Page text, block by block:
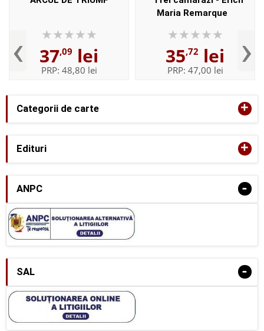
Categorii de carte +
Edituri +
ANPC -
SAL -
‹ 37,09 lei
PRP: 48,80 lei
Maria Remarque
35,72 lei
PRP: 47,00 lei ›